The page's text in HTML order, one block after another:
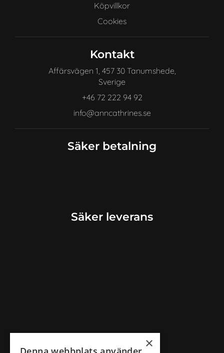
Köpvillkor
Cookies
Kontakt
Affärsvägen 1, 457 30 Tanumshede,
Sverige
+46 72 222 94 92
info@anncathrines.se
Säker betalning
Säker leverans
×